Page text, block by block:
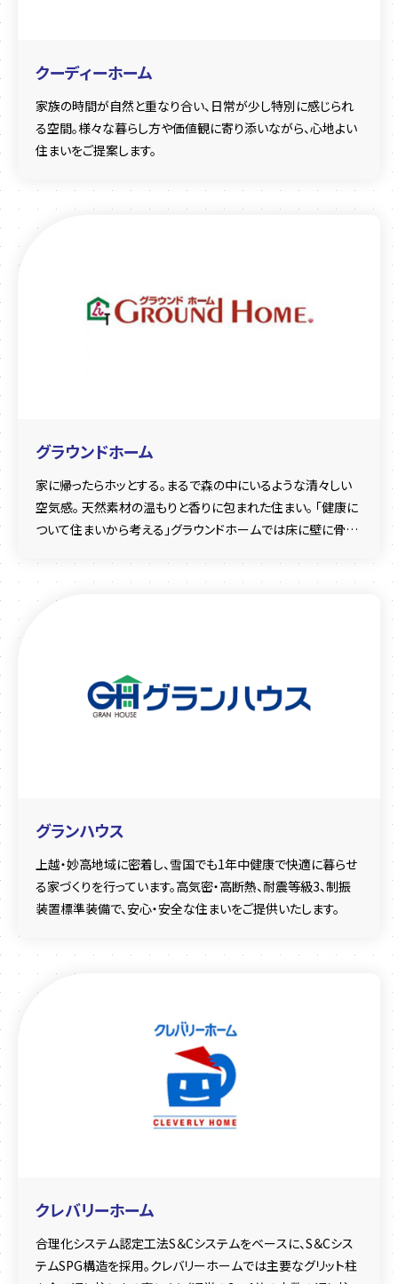
クーディーホーム
家族の時間が自然と重なり合い、日常が少し特別に感じられ
る空間。様々な暮らし方や価値観に寄り添いながら、心地よい
住まいをご提案します。
グラウンドホーム
家に帰ったらホッとする。まるで森の中にいるような清々しい
空気感。 天然素材の温もりと香りに包まれた住まい。 「健康に
ついて住まいから考える」グラウンドホームでは床に壁に骨組
グランハウス
上越・妙高地域に密着し、雪国でも1年中健康で快適に暮らせ
る家づくりを行っています。高気密・高断熱、耐震等級3、制振
装置標準装備で、安心・安全な住まいをご提供いたします。
クレバリーホーム
合理化システム認定工法S＆Cシステムをベースに、S＆Cシス
テムSPG構造を採用。クレバリーホームでは主要なグリット柱